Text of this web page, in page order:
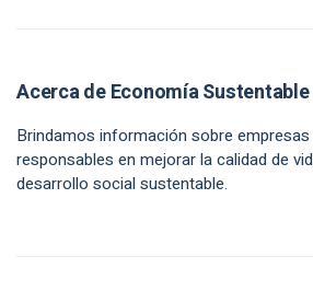
Acerca de Economía Sustentable
Brindamos información sobre
responsables en mejorar la calidad de
desarrollo social sustentable.